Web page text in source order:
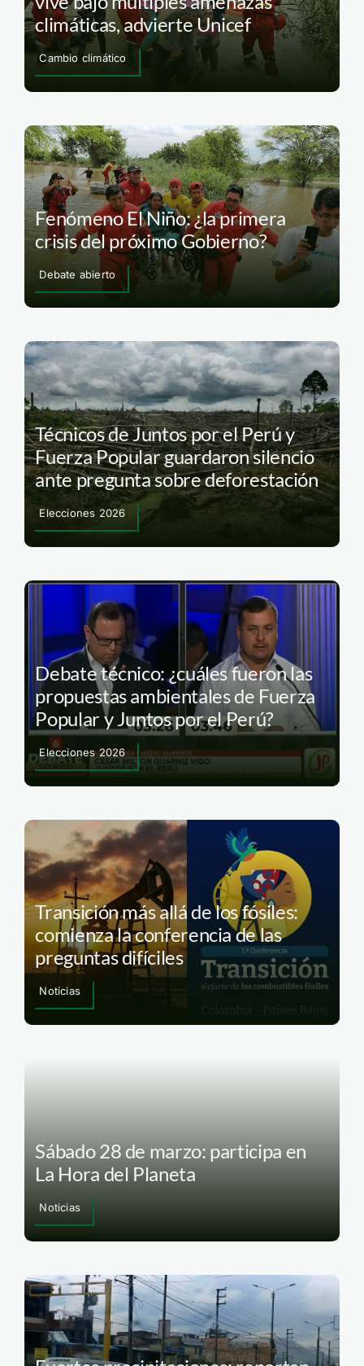
climáticas, advierte Unicef
Cambio climático
Fenómeno El Niño: ¿la primera
crisis del próximo Gobierno?
Debate abierto
Técnicos de Juntos por el Perú y
Fuerza Popular guardaron silencio
ante pregunta sobre deforestación
Elecciones 2026
Debate técnico: ¿cuáles fueron las
propuestas ambientales de Fuerza
Popular y Juntos por el Perú?
Elecciones 2026
Transición más allá de los fósiles:
comienza la conferencia de las
preguntas difíciles
Noticias
Sábado 28 de marzo: participa en
La Hora del Planeta
Noticias